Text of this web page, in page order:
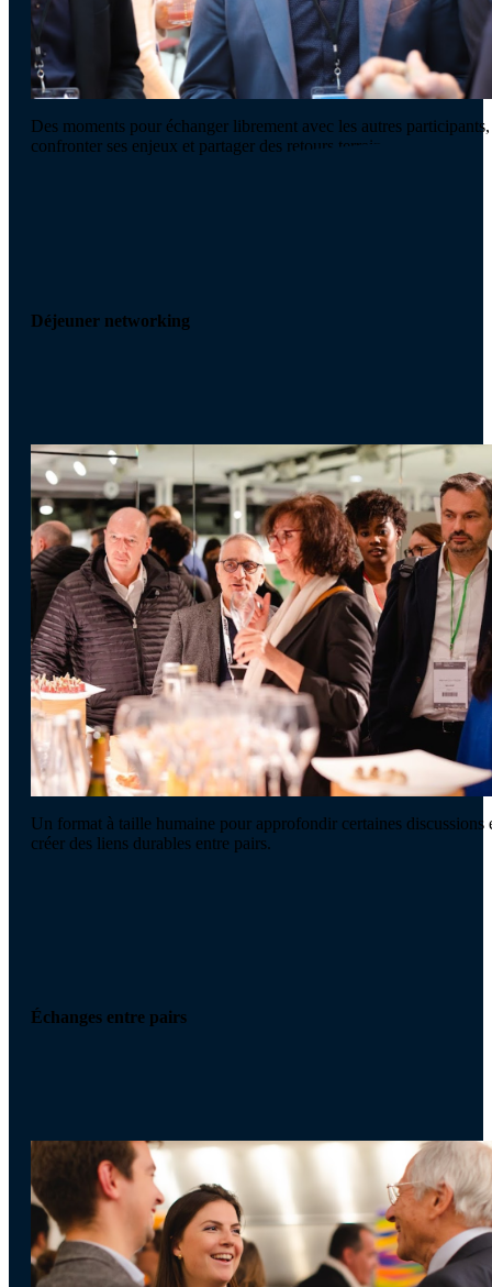
Des moments pour échanger librement avec les autres participants,
confronter ses enjeux et partager des retours terrain.
Déjeuner networking
Un format à taille humaine pour approfondir certaines discussions
créer des liens durables entre pairs.
Échanges entre pairs